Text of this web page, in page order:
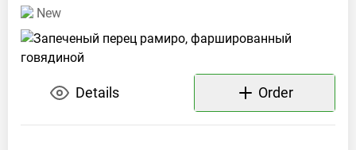
New
Details Order